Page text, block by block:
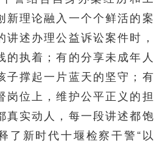
新理论融入一个个鲜活的案
述办理公益诉讼案件时，
的执着；有的分享未成年人
子撑起一片蓝天的坚守；有
岗位上，维护公平正义的担
真实动人，每一段讲述都饱
了新时代十堰检察干警“以